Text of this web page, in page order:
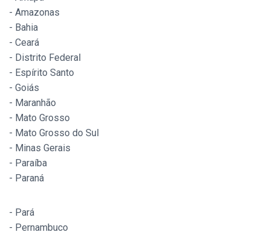
- Amazonas
- Bahia
- Ceará
- Distrito Federal
- Espírito Santo
- Goiás
- Maranhão
- Mato Grosso
- Mato Grosso do Sul
- Minas Gerais
- Paraíba
- Paraná
- Pará
- Pernambuco